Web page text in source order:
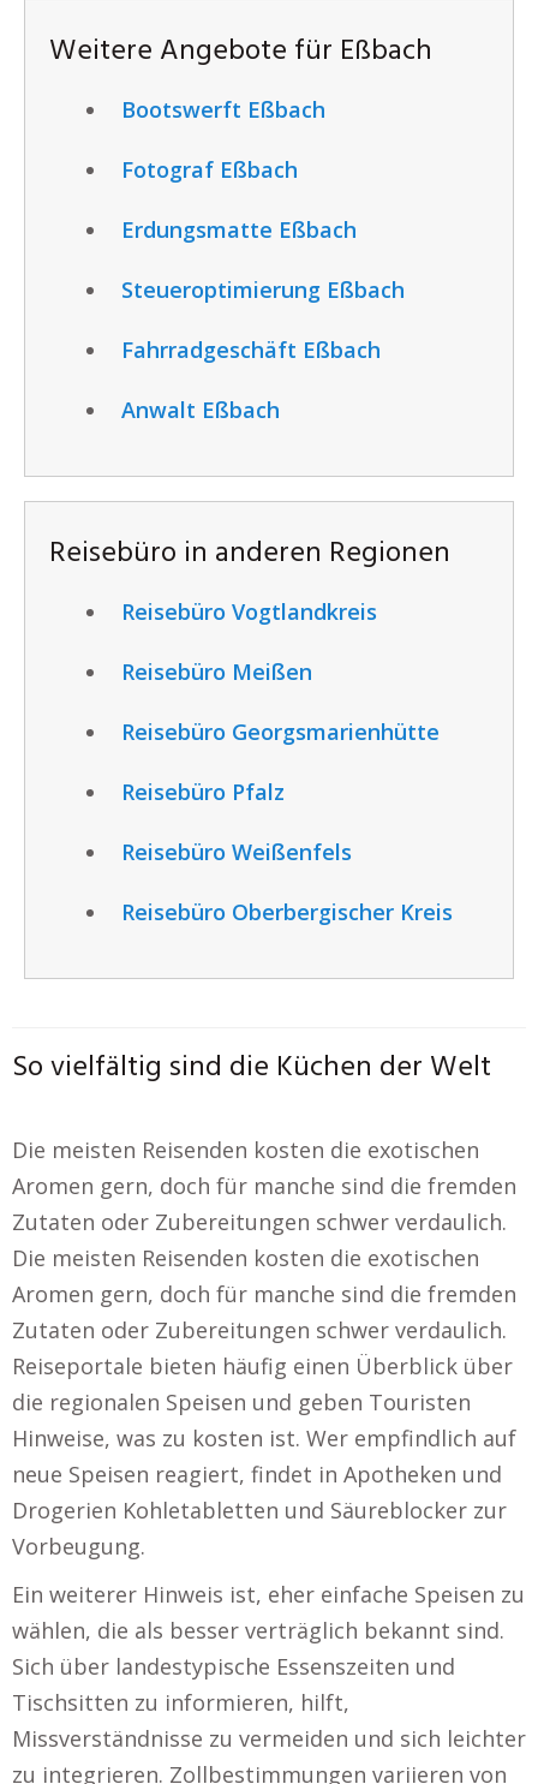
Weitere Angebote für Eßbach
Bootswerft Eßbach
Fotograf Eßbach
Erdungsmatte Eßbach
Steueroptimierung Eßbach
Fahrradgeschäft Eßbach
Anwalt Eßbach
Reisebüro in anderen Regionen
Reisebüro Vogtlandkreis
Reisebüro Meißen
Reisebüro Georgsmarienhütte
Reisebüro Pfalz
Reisebüro Weißenfels
Reisebüro Oberbergischer Kreis
So vielfältig sind die Küchen der Welt
Die meisten Reisenden kosten die exotischen
Aromen gern, doch für manche sind die fremden
Zutaten oder Zubereitungen schwer verdaulich.
Die meisten Reisenden kosten die exotischen
Aromen gern, doch für manche sind die fremden
Zutaten oder Zubereitungen schwer verdaulich.
Reiseportale bieten häufig einen Überblick über
die regionalen Speisen und geben Touristen
Hinweise, was zu kosten ist. Wer empfindlich auf
neue Speisen reagiert, findet in Apotheken und
Drogerien Kohletabletten und Säureblocker zur
Vorbeugung.
Ein weiterer Hinweis ist, eher einfache Speisen zu
wählen, die als besser verträglich bekannt sind.
Sich über landestypische Essenszeiten und
Tischsitten zu informieren, hilft,
Missverständnisse zu vermeiden und sich leichter
zu integrieren. Zollbestimmungen variieren von